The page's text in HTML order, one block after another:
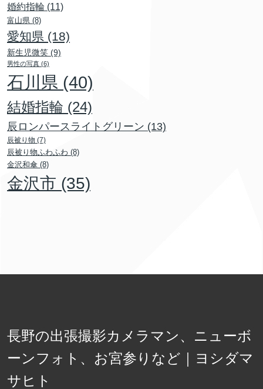
婚約指輪 (11)
富山県 (8)
愛知県 (18)
新生児微笑 (9)
男性の写真 (6)
石川県 (40)
結婚指輪 (24)
辰ロンパースライトグリーン (13)
辰被り物 (7)
辰被り物ふわふわ (8)
金沢和傘 (8)
金沢市 (35)
長野の出張撮影カメラマン、ニューボ
ーンフォト、お宮参りなど｜ヨシダマ
サヒト